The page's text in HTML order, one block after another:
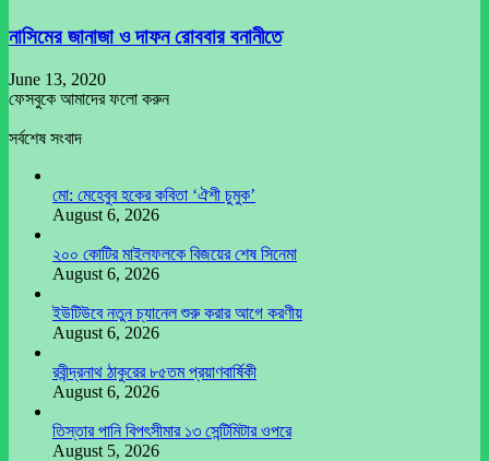
নাসিমের জানাজা ও দাফন রোববার বনানীতে
June 13, 2020
ফেসবুকে আমাদের ফলো করুন
সর্বশেষ সংবাদ
মো: মেহেবুব হকের কবিতা ‘ঐশী চুমুক’
August 6, 2026
২০০ কোটির মাইলফলকে বিজয়ের শেষ সিনেমা
August 6, 2026
ইউটিউবে নতুন চ্যানেল শুরু করার আগে করণীয়
August 6, 2026
রবীন্দ্রনাথ ঠাকুরের ৮৫তম প্রয়াণবার্ষিকী
August 6, 2026
তিস্তার পানি বিপৎসীমার ১৩ সেন্টিমিটার ওপরে
August 5, 2026